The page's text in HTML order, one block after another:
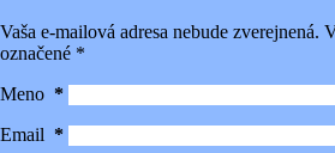
Vaša e-mailová adresa nebude zverejnená.
označené *
Meno *
Email *